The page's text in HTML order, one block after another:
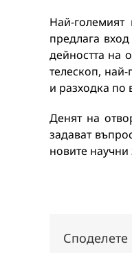
Най-
предлага
дейността на
телескоп,
и разходка по
Денят на
задават
новите